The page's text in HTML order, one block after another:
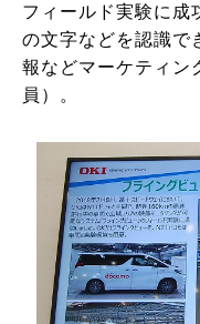
フィールド実験に成
の文字などを認識で
報などマーケティン
員）。